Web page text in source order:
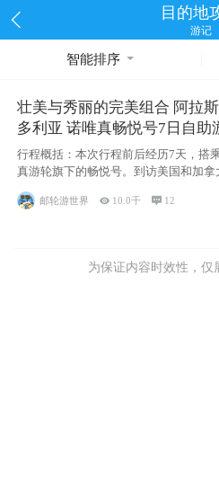
目的地
游记
智能排序
壮美与秀丽的完美组合 阿拉
多利亚 诺唯真畅悦号7日自助
行程概括：本次行程前后经历7天，搭
真游轮旗下的畅悦号。到访美国和加拿
个州/省：美国华盛顿州
邮轮游世界  10.0千  12
为保证内容时效性，仅